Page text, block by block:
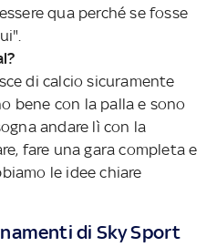
qua perché se fosse
di calcio sicuramente
bene con la palla e sono
andare lì con la
fare una gara completa e
le idee chiare
di Sky Sport